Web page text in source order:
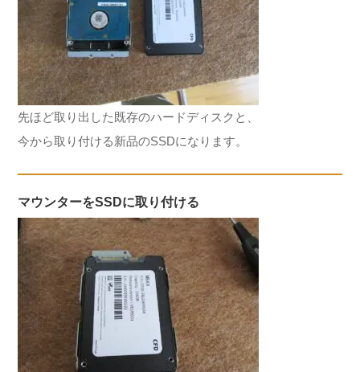
先ほど取り出した既存のハードディスクと、
今から取り付ける新品のSSDになります。
マウンターをSSDに取り付ける